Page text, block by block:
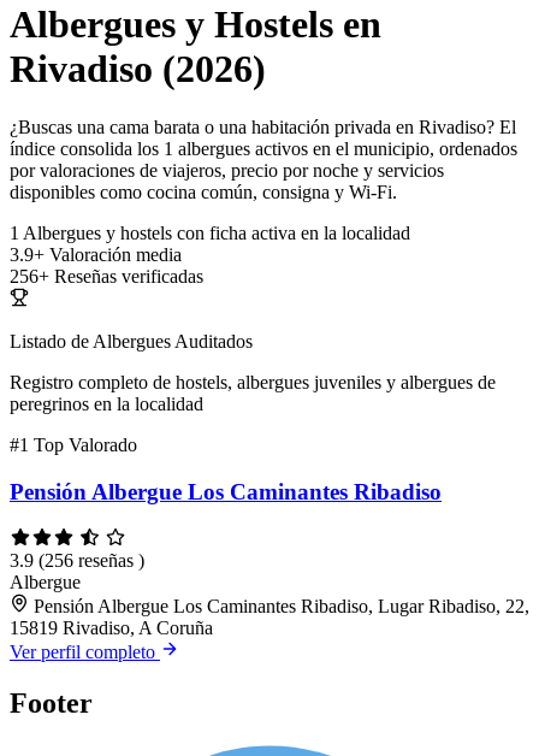
Albergues y Hostels en
Rivadiso (2026)
¿Buscas una cama barata o una habitación privada en Rivadiso? El
índice consolida los 1 albergues activos en el municipio, ordenados
por valoraciones de viajeros, precio por noche y servicios
disponibles como cocina común, consigna y Wi-Fi.
1 Albergues y hostels con ficha activa en la localidad
3.9+ Valoración media
256+ Reseñas verificadas
Listado de Albergues Auditados
Registro completo de hostels, albergues juveniles y albergues de
peregrinos en la localidad
#1 Top Valorado
Pensión Albergue Los Caminantes Ribadiso
3.9 (256 reseñas )
Albergue
Pensión Albergue Los Caminantes Ribadiso, Lugar Ribadiso, 22,
15819 Rivadiso, A Coruña
Ver perfil completo
Footer